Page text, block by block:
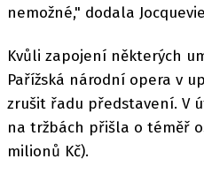
nemožné," dodala
Kvůli zapojení některých
Pařížská národní opera v
zrušit řadu představení. V
na tržbách přišla o téměř
milionů Kč).